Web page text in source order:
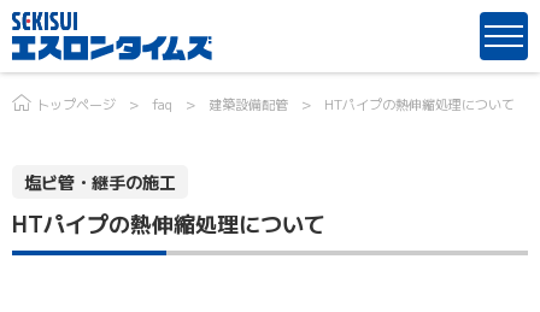
トップページ faq 建築設備配管 HTパイプの熱伸縮処理について
塩ビ管・継手の施工
HTパイプの熱伸縮処理について